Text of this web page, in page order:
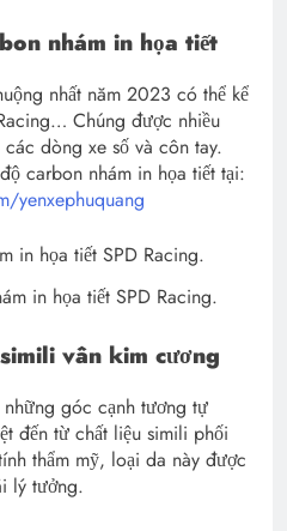
nhám in họa tiết
nhất năm 2023 có thể kể
Chúng được nhiều
dòng xe số và côn tay.
carbon nhám in họa tiết tại:
yenxephuquang
in họa tiết SPD Racing.
vân kim cương
góc cạnh tương tự
đến từ chất liệu simili phối
thẩm mỹ, loại da này được
lý tưởng.